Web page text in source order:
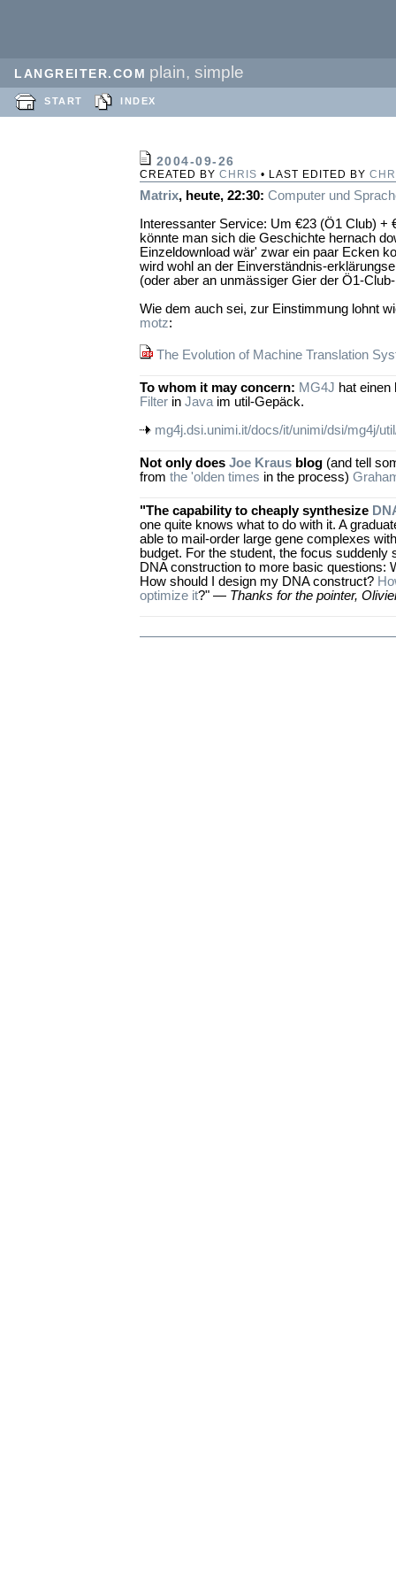
LANGREITER.COM plain, simple
START INDEX
2004-09-26
CREATED BY CHRIS • LAST EDITED BY
Matrix, heute, 22:30: Computer und
Interessanter Service: Um €23 (Ö1 Club) +
könnte man sich die Geschichte hernach
Einzeldownload wär' zwar ein paar Ecken
wird wohl an der Einverständnis-
(oder aber an unmässiger Gier der Ö1-
Wie dem auch sei, zur Einstimmung lohnt
motz:
The Evolution of Machine Translation
To whom it may concern: MG4J hat
Filter in Java im util-Gepäck.
mg4j.dsi.unimi.it/docs/it/unimi/dsi/mg4j/
Not only does Joe Kraus blog (and tell
from the 'olden times in the process)
"The capability to cheaply synthesize
one quite knows what to do with it. A
able to mail-order large gene complexes
budget. For the student, the focus suddenly
DNA construction to more basic questions:
How should I design my DNA construct?
optimize it?" — Thanks for the pointer,